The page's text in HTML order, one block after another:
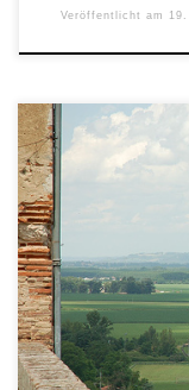
Veröffentlicht am
Die deutschen
und in
werde zum Land […]